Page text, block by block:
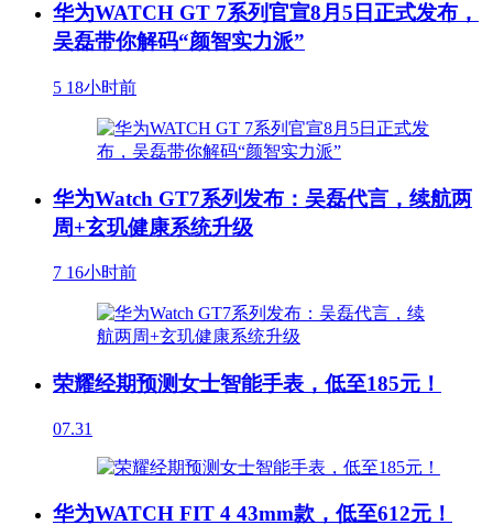
华为WATCH GT 7系列官宣8月5日正式发布，
吴磊带你解码“颜智实力派”
5 18小时前
华为Watch GT7系列发布：吴磊代言，续航两
周+玄玑健康系统升级
7 16小时前
荣耀经期预测女士智能手表，低至185元！
07.31
华为WATCH FIT 4 43mm款，低至612元！